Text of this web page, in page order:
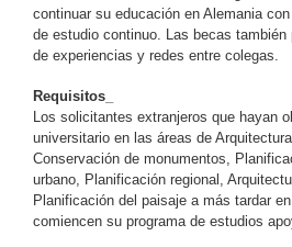
continuar su educación en Alemania
de estudio continuo. Las becas también
de experiencias y redes entre colegas.
Requisitos_
Los solicitantes extranjeros que hayan
universitario en las áreas de
Conservación de monumentos,
urbano, Planificación regional,
Planificación del paisaje a más tardar
comiencen su programa de estudios